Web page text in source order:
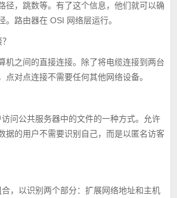
径，跳数等。有了这个信息，他们就可以确
。路由器在 OSI 网络层运行。
机之间的直接连接。除了将电缆连接到两台
点对点连接不需要任何其他网络设备。
问公共服务器中的文件的一种方式。允许
据的用户不需要识别自己，而是以匿名访客
，以识别两个部分：扩展网络地址和主机